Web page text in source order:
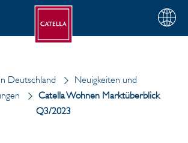
Wählen
Sie
Deutschland
Neuigkeiten und
Catella Wohnen Marktüberblick
Q3/2023